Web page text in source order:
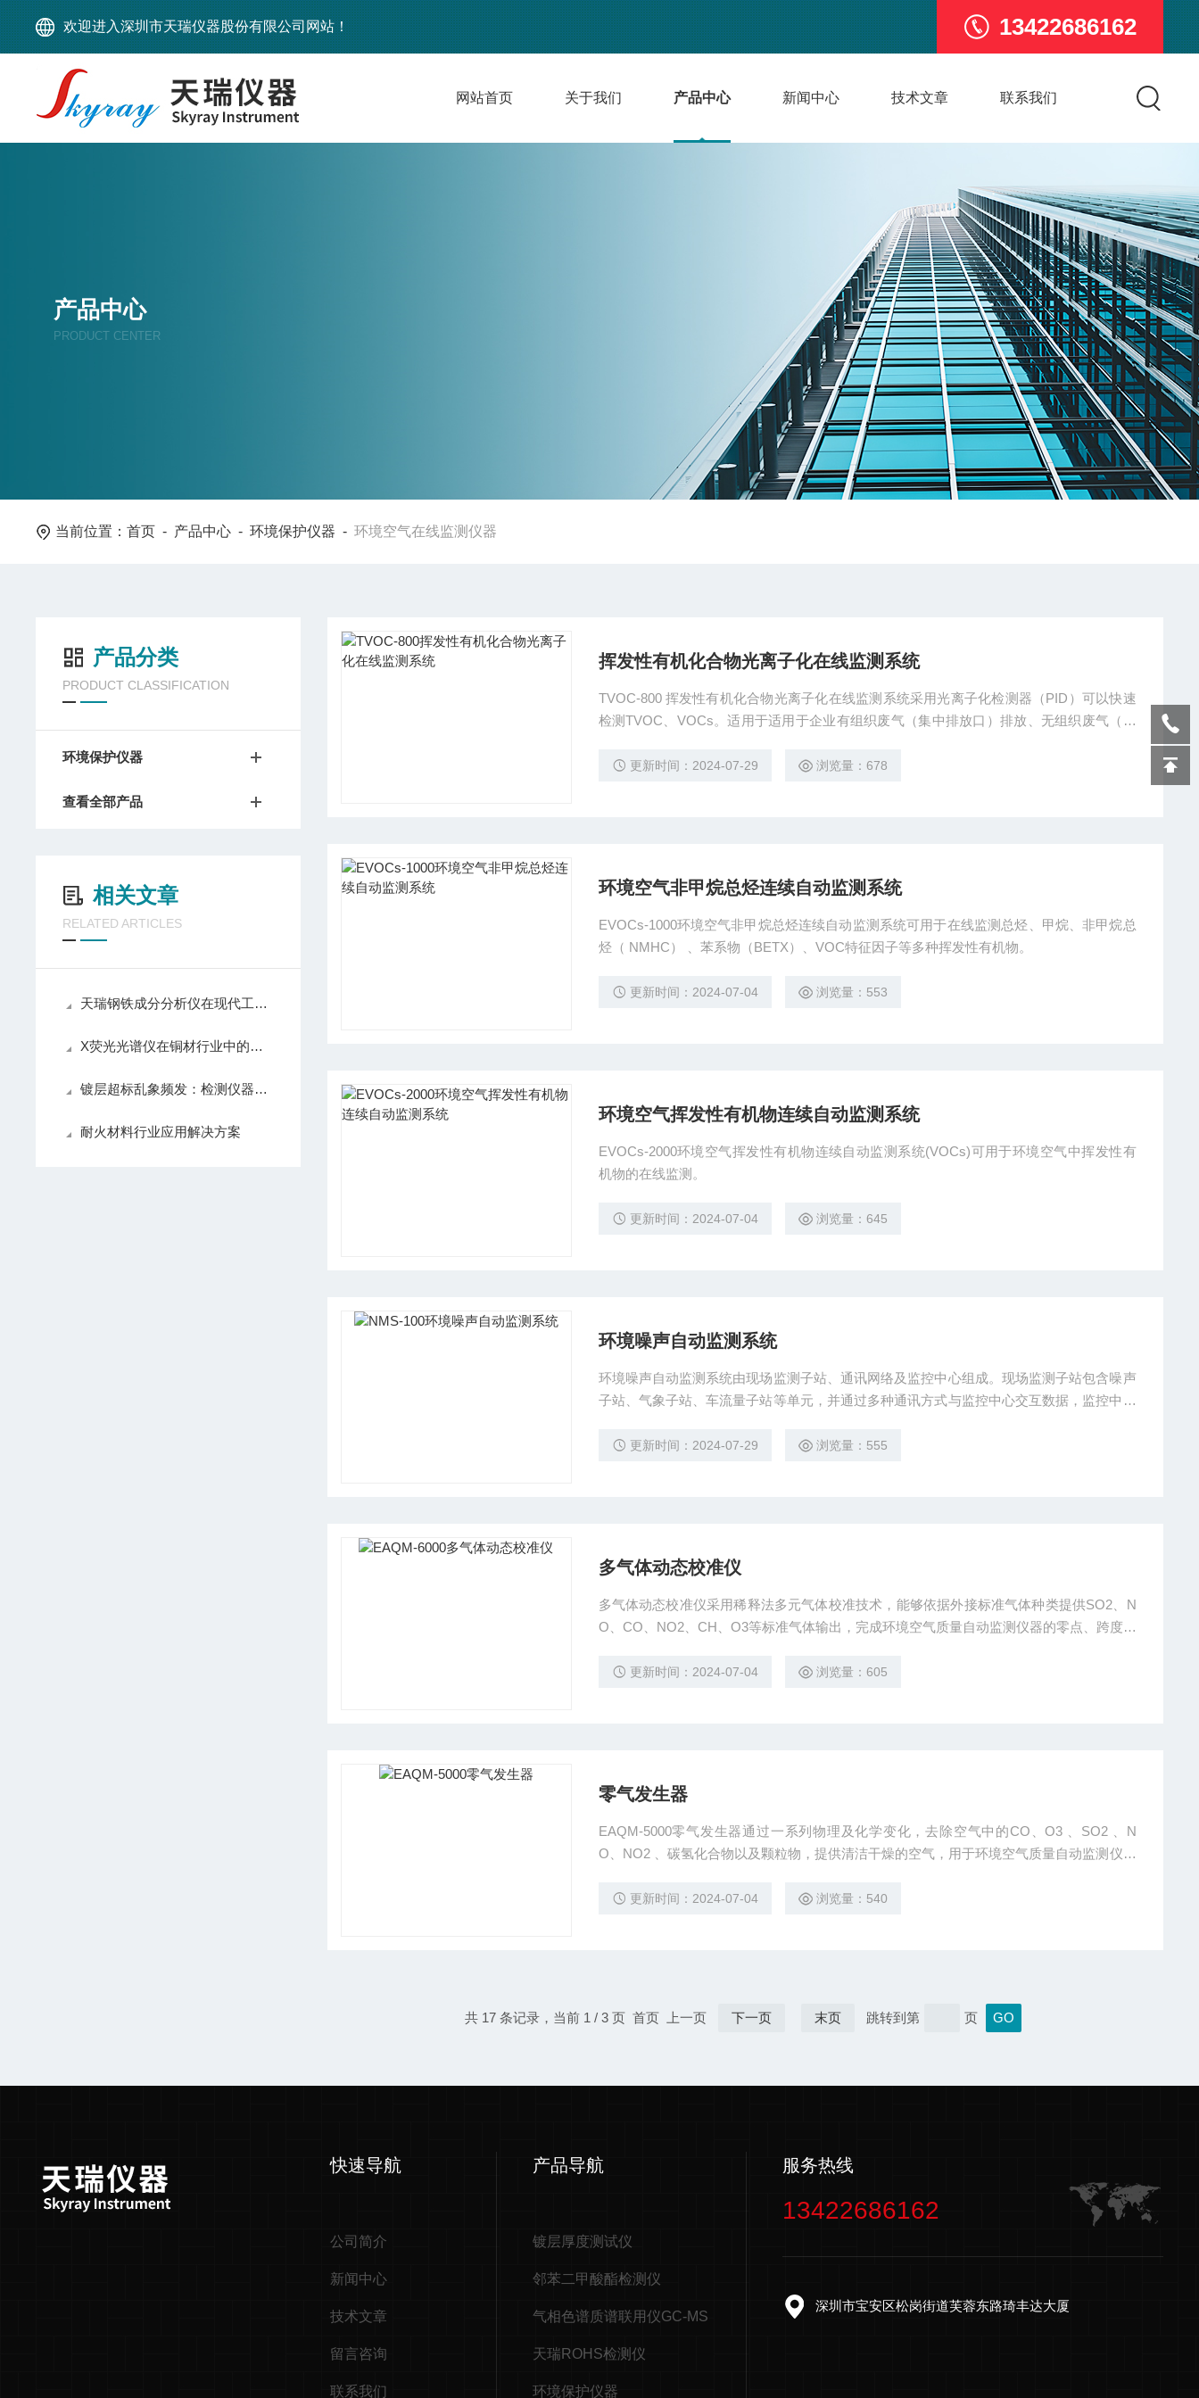
欢迎进入深圳市天瑞仪器股份有限公司网站！ 13422686162
网站首页 关于我们 产品中心 新闻中心 技术文章 联系我们
产品中心
PRODUCT CENTER
当前位置：首页 - 产品中心 -环境保护仪器 -环境空气在线监测仪器
产品分类
PRODUCT CLASSIFICATION
环境保护仪器
查看全部产品
相关文章
RELATED ARTICLES
天瑞钢铁成分分析仪在现代工业中扮演着不可少的角色
X荧光光谱仪在铜材行业中的应用
镀层超标乱象频发：检测仪器乱象与行业合规痛点解析
耐火材料行业应用解决方案
挥发性有机化合物光离子化在线监测系统
TVOC-800 挥发性有机化合物光离子化在线监测系统采⽤光离⼦化检测器（PID）可以快速
检测TVOC、VOCs。适⽤于适⽤于企业有组织废⽓（集中排放⼝）排放、⽆组织废⽓（⼚
更新时间：2024-07-29 浏览量：678
环境空⽓⾮甲烷总烃连续⾃动监测系统
EVOCs-1000环境空⽓⾮甲烷总烃连续⾃动监测系统可⽤于在线监测总烃、甲烷、⾮甲烷总
烃（ NMHC） 、苯系物（BETX）、VOC特征因⼦等多种挥发性有机物。
更新时间：2024-07-04 浏览量：553
环境空气挥发性有机物连续自动监测系统
EVOCs-2000环境空气挥发性有机物连续自动监测系统(VOCs)可用于环境空气中挥发性有
机物的在线监测。
更新时间：2024-07-04 浏览量：645
环境噪声自动监测系统
环境噪声自动监测系统由现场监测⼦站、通讯⽹络及监控中⼼组成。现场监测⼦站包含噪声
⼦站、⽓象⼦站、⻋流量⼦站等单元，并通过多种通讯⽅式与监控中⼼交互数据，监控中⼼
更新时间：2024-07-29 浏览量：555
多⽓体动态校准仪
多⽓体动态校准仪采⽤稀释法多元⽓体校准技术，能够依据外接标准⽓体种类提供SO2、N
O、CO、NO2、CH、O3等标准⽓体输出，完成环境空⽓质量⾃动监测仪器的零点、跨度、
更新时间：2024-07-04 浏览量：605
零⽓发⽣器
EAQM-5000零⽓发⽣器通过⼀系列物理及化学变化，去除空⽓中的CO、O3 、SO2 、N
O、NO2 、碳氢化合物以及颗粒物，提供清洁⼲燥的空⽓，⽤于环境空⽓质量⾃动监测仪器
更新时间：2024-07-04 浏览量：540
共 17 条记录，当前 1 / 3 页 首页 上一页 下一页 末页 跳转到第 页
快速导航
公司简介
新闻中心
技术文章
留言咨询
联系我们
产品导航
镀层厚度测试仪
邻苯二甲酸酯检测仪
气相色谱质谱联用仪GC-MS
天瑞ROHS检测仪
环境保护仪器
服务热线
13422686162
深圳市宝安区松岗街道芙蓉东路琦丰达大厦